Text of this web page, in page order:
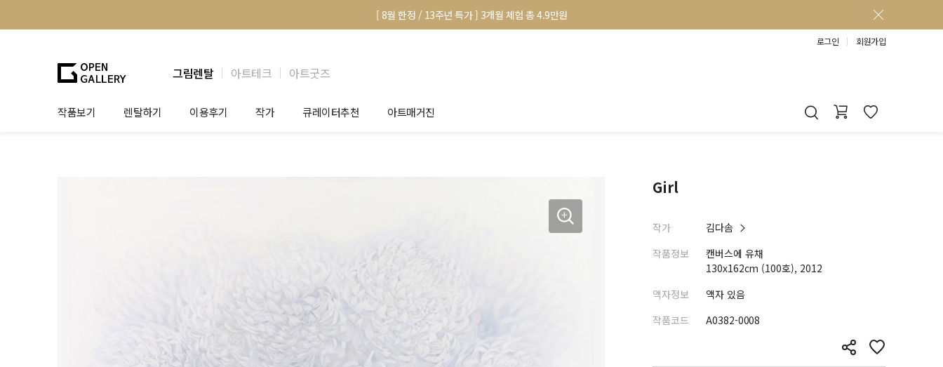
[ 8월 한정 / 13주년 특가 ] 3개월 체험 총 4.9만원
로그인 회원가입
그림렌탈 아트테크 아트굿즈
작품보기 렌탈하기 이용후기 작가 큐레이터추천
작품선택 Tip
아트매거진
Girl
작가
김다솜
작품정보
캔버스에 유채
130x162cm (100호), 2012
액자정보
액자 있음
작품코드
A0382-0008